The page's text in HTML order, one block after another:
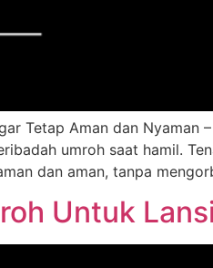
Tetap Aman dan Nyaman
umroh saat hamil.
dan aman, tanpa
Untuk